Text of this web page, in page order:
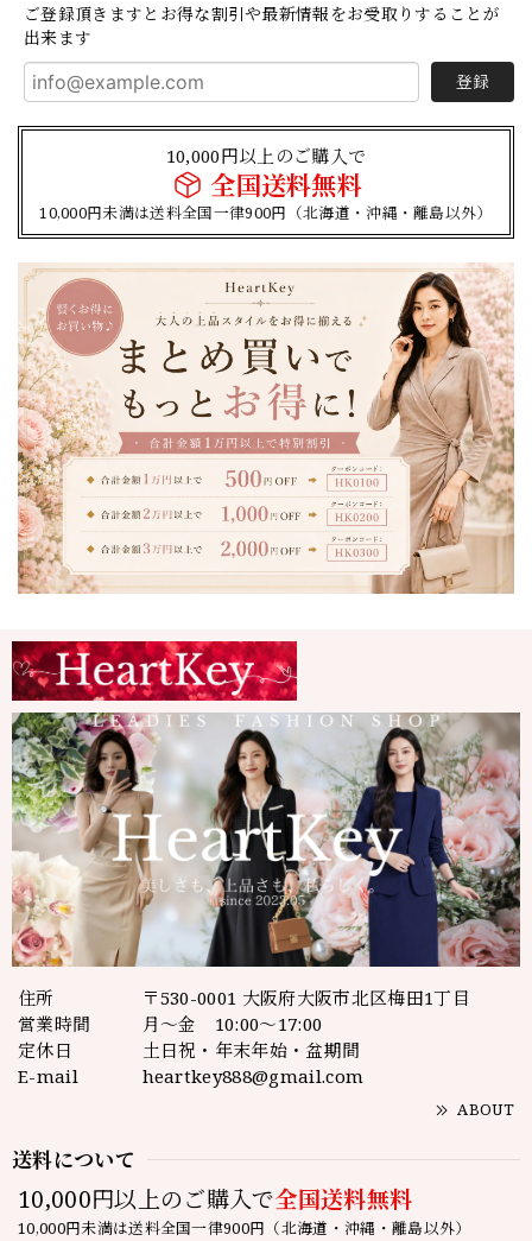
ご登録頂きますとお得な割引や最新情報をお受取りすることが
出来ます
登録
10,000円以上のご購入で
全国送料無料
10,000円未満は送料全国一律900円（北海道・沖縄・離島以外）
住所
〒530-0001 大阪府大阪市北区梅田1丁目
営業時間
月～金 10:00～17:00
定休日
土日祝・年末年始・盆期間
E-mail
heartkey888@gmail.com
ABOUT
送料について
10,000円以上のご購入で全国送料無料
10,000円未満は送料全国一律900円（北海道・沖縄・離島以外）